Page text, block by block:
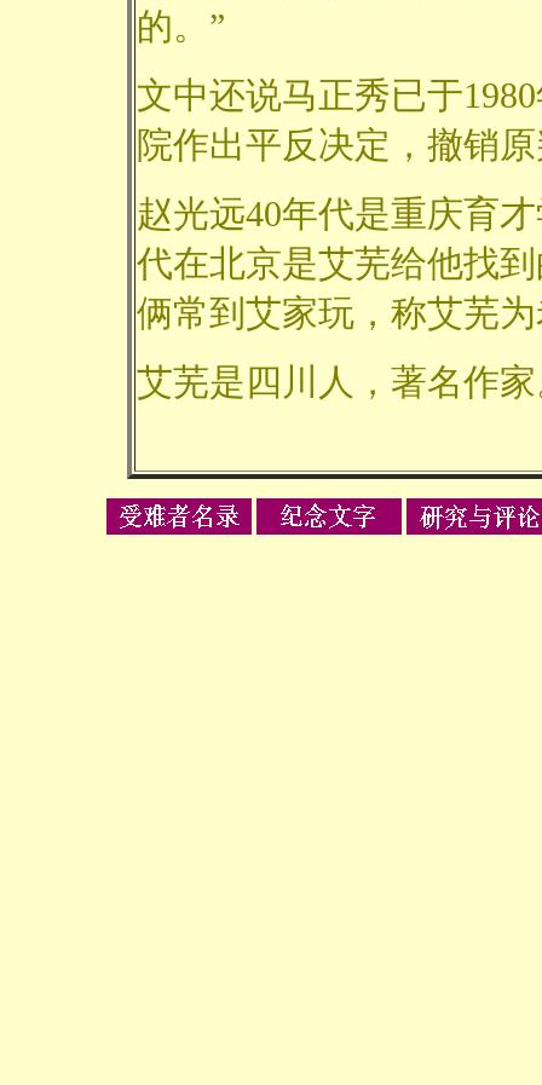
的。”
文中还说马正秀已于
院作出平反决定，撤销
赵光远40年代是重庆育
代在北京是艾芜给他找
俩常到艾家玩，称艾芜
艾芜是四川人，著名作